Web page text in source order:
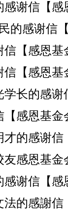
谢信【感
的感谢信
【感恩基
信【感恩基
长的感谢
【感恩基金
的感谢信
感恩基金
谢信【感
的感謝信